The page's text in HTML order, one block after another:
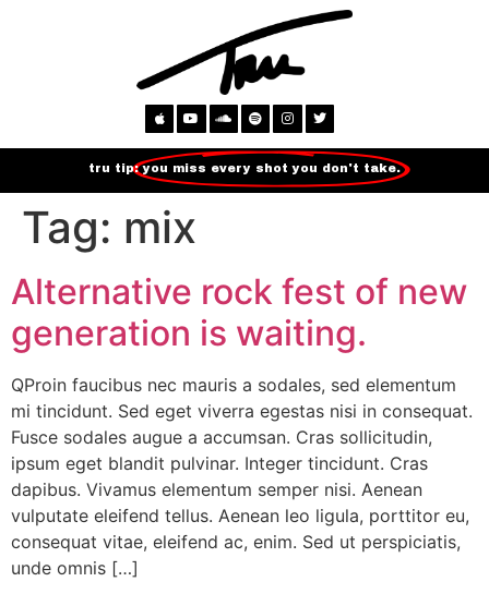
tru tip:you miss every shot you don't take.
Tag: mix
Alternative rock fest of new
generation is waiting.
QProin faucibus nec mauris a sodales, sed elementum
mi tincidunt. Sed eget viverra egestas nisi in consequat.
Fusce sodales augue a accumsan. Cras sollicitudin,
ipsum eget blandit pulvinar. Integer tincidunt. Cras
dapibus. Vivamus elementum semper nisi. Aenean
vulputate eleifend tellus. Aenean leo ligula, porttitor eu,
consequat vitae, eleifend ac, enim. Sed ut perspiciatis,
unde omnis […]